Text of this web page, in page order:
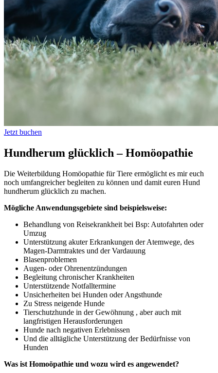
Jetzt buchen
Hundherum glücklich – Homöopathie
Die Weiterbildung Homöopathie für Tiere ermöglicht es mir euch
noch umfangreicher begleiten zu können und damit euren Hund
hundherum glücklich zu machen.
Mögliche Anwendungsgebiete sind beispielsweise:
Behandlung von Reisekrankheit bei Bsp: Autofahrten oder
Umzug
Unterstützung akuter Erkrankungen der Atemwege, des
Magen-Darmtraktes und der Vardauung
Blasenproblemen
Augen- oder Ohrenentzündungen
Begleitung chronischer Krankheiten
Unterstützende Notfalltermine
Unsicherheiten bei Hunden oder Angsthunde
Zu Stress neigende Hunde
Tierschutzhunde in der Gewöhnung , aber auch mit
langfristigen Herausforderungen
Hunde nach negativen Erlebnissen
Und die alltägliche Unterstützung der Bedürfnisse von
Hunden
Was ist Homoöpathie und wozu wird es angewendet?